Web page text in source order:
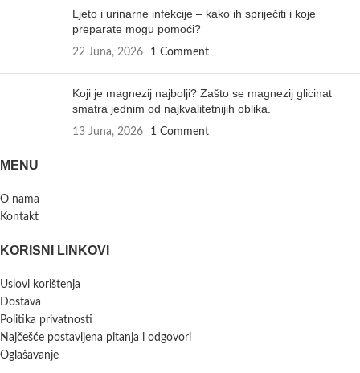
Ljeto i urinarne infekcije – kako ih spriječiti i koje
preparate mogu pomoći?
22 Juna, 2026 1 Comment
Koji je magnezij najbolji? Zašto se magnezij glicinat
smatra jednim od najkvalitetnijih oblika.
13 Juna, 2026 1 Comment
MENU
O nama
Kontakt
KORISNI LINKOVI
Uslovi korištenja
Dostava
Politika privatnosti
Najčešće postavljena pitanja i odgovori
Oglašavanje